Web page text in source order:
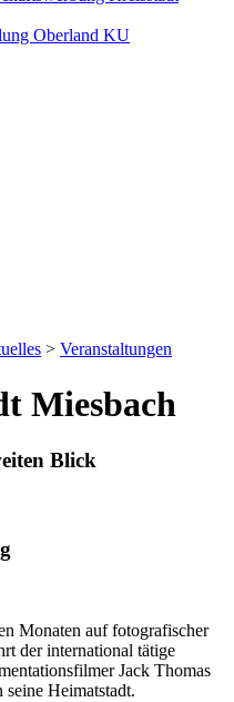
Oberland KU
> Veranstaltungen
Miesbach
Blick
Monaten auf fotografischer
der international tätige
Jack Thomas
Heimatstadt.